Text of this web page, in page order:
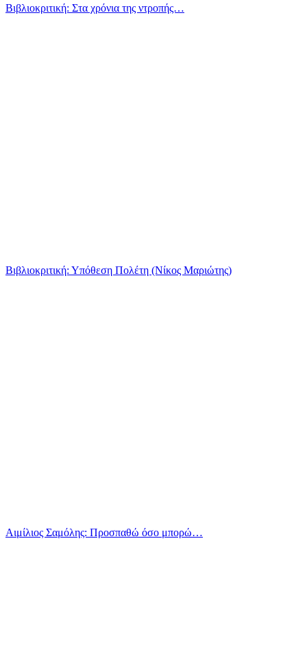
Βιβλιοκριτική: Στα χρόνια της ντροπής…
Βιβλιοκριτική: Υπόθεση Πολέτη (Νίκος Μαριώτης)
Αιμίλιος Σαμόλης: Προσπαθώ όσο μπορώ…